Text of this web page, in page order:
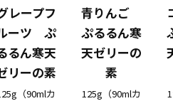
レープフ
ーツ ぷ
るん寒天
リーの素
（90mlカ
青りんご
ぷるるん寒
天ゼリーの
素
125g（90mlカ